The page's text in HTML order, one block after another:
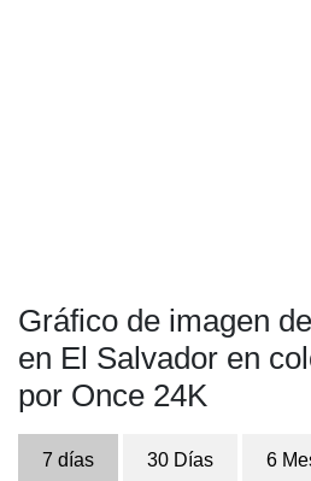
Gráfico de imagen
en El Salvador en
por Once 24K
7 días 30 Días 6